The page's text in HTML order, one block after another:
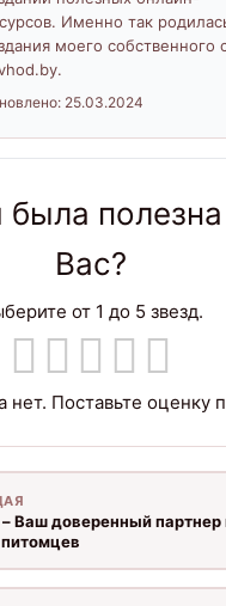
Именно так
моего собственного
25.03.2024
была
Вас?
от 1 до 5 звезд.
нет. Поставьте оценку
Ваш доверенный партнер